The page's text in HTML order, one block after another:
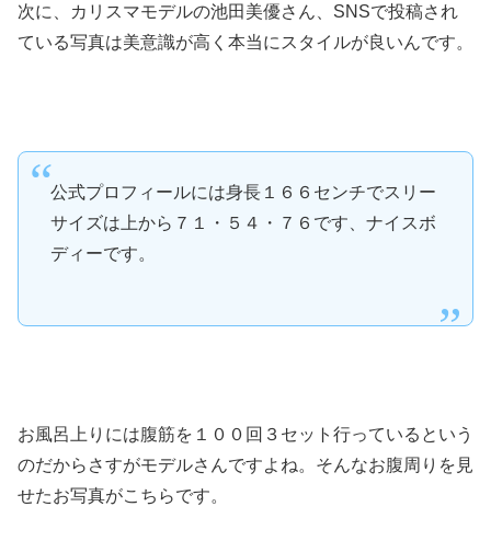
次に、カリスマモデルの池田美優さん、SNSで投稿され
ている写真は美意識が高く本当にスタイルが良いんです。
公式プロフィールには身長１６６センチでスリー
サイズは上から７１・５４・７６です、ナイスボ
ディーです。
お風呂上りには腹筋を１００回３セット行っているという
のだからさすがモデルさんですよね。そんなお腹周りを見
せたお写真がこちらです。